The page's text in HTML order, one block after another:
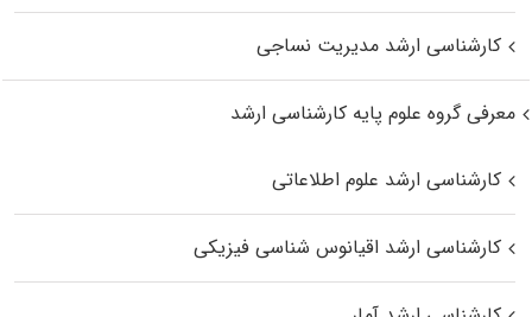
کارشناسی ارشد مدیریت نساجی
معرفی گروه علوم پایه کارشناسی ارشد
کارشناسی ارشد علوم اطلاعاتی
کارشناسی ارشد اقیانوس‌ شناسی فیزیکی